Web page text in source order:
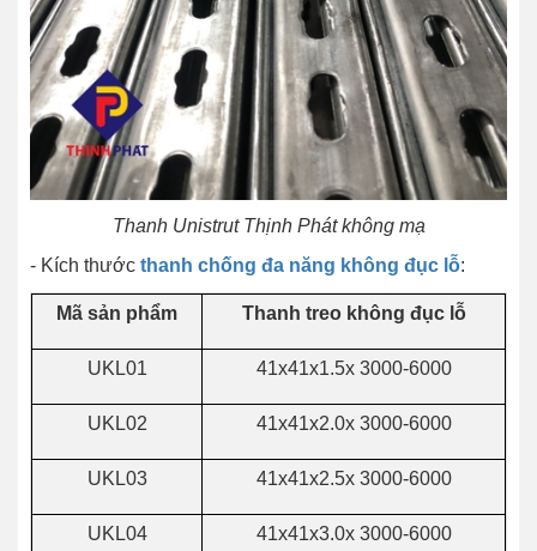
Thanh Unistrut Thịnh Phát không mạ
- Kích thước thanh chống đa năng không đục lỗ:
Mã sản phẩm Thanh treo không đục lỗ
UKL01 41x41x1.5x 3000-6000
UKL02 41x41x2.0x 3000-6000
UKL03 41x41x2.5x 3000-6000
UKL04 41x41x3.0x 3000-6000